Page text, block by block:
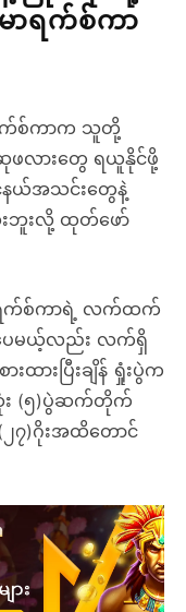
မာရက်စ်ကာ
ရက်စ်ကာက သူတို့
ဖလားတွေ ရယူနိုင်ဖို့
နယ်အသင်းတွေနဲ့
ဘူးလို့ ထုတ်ဖော်
ရက်စ်ကာရဲ့ လက်ထက်
ေမယ့်လည်း လက်ရှိ
ထားပြီးချိန် ရှုံးပွဲက
း (၅)ပွဲဆက်တိုက်
၇)ဂိုးအထိတောင်